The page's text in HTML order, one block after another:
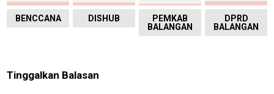
BENCCANA DISHUB
PEMKAB
BALANGAN
DPRD
BALANGAN
Tinggalkan Balasan